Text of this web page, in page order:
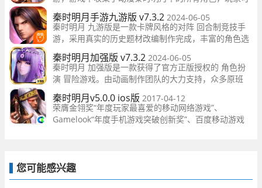
以体验到炫酷的战斗画面和精美的技能特效。游戏采用
动画原创配音，力求还原角色的原汁原味，是一款让玩
家感受到
秦时明月手游九游版 v7.3.2 2024-06-05
秦时明月 九游版是一款卡牌风格的对阵 回合制竞技手
游，采用真实的历史题材改编制作完成，丰富的角色选
择强力技能应战，多样化的排位对战模式，兵法系统盛
大开启，由动漫原创工作室全程监制，力求每一个细节
都是完美还原！
秦时明月加强版 v7.3.2 2024-06-05
秦时明月 加强版是一款获得了官方正版授权的 角色扮
演 冒险游戏。由动画制作团队的大力支持，众多原班
CV倾情配音，给你带来最为优秀最为良心的作品。淋漓
尽致的还原了动画中的经典剧情，更拥有感动人心的羁
绊系统，同你所喜爱的各个角色建立深厚的羁绊联系
秦时明月v5.0.0 ios版 2017-04-12
荣膺金翎奖“年度玩家最喜爱的移动网络游戏”、
Gamelook“年度手机游戏突破创新奖”、百度移动游戏
您可能感兴趣